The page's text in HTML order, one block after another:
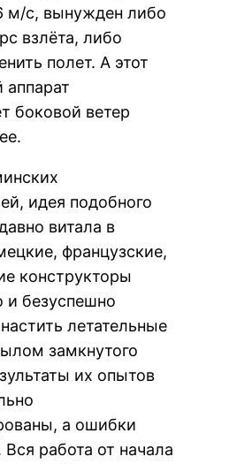
м/с, вынужден либо
взлёта, либо
полет. А этот
аппарат
боковой ветер
идея подобного
витала в
французские,
конструкторы
и безуспешно
летательные
замкнутого
их опытов
а ошибки
работа от начала